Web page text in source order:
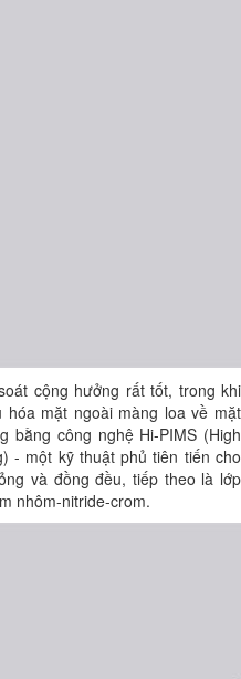
cộng hưởng rất tốt, trong khi
mặt ngoài màng loa về mặt
bằng công nghệ Hi-PIMS (High
- một kỹ thuật phủ tiên tiến cho
và đồng đều, tiếp theo là lớp
nhôm-nitride-crom.